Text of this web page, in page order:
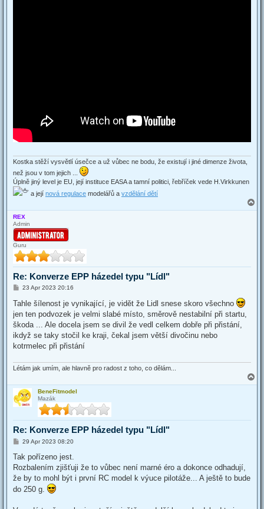
Kostka stěží vysvětlí úsečce a už vůbec ne bodu, že existují i jiné dimenze života,
než jsou v tom jejich ...
Úplně jiný level je EU, její instituce EASA a tamní politici, řebříček vede H.Virkkunen
a její nová regulace modelářů a vzdělání dětí
o
REX
Admin
Guru
Re: Konverze EPP házedel typu "Lídl"
P
s
t
23 Apr 2023 20:16
Tahle šílenost je vynikající, je vidět že Lidl snese skoro všechno
jen ten podvozek je velmi slabé místo, směrově nestabilní při startu,
škoda ... Ale docela jsem se divil že vedl celkem dobře při přistání,
ikdyž se taky stočil ke kraji, čekal jsem větší divočinu nebo
kotrmelec při přistání
Létám jak umím, ale hlavně pro radost z toho, co dělám...
o
BeneFitmodel
Mazák
Re: Konverze EPP házedel typu "Lídl"
P
s
29 Apr 2023 08:20
Tak pořízeno jest.
Rozbalením zjišťuji že to vůbec není marné éro a dokonce odhadují,
že by to mohl být i první RC model k výuce pilotáže... A ještě to bude
do 250 g.